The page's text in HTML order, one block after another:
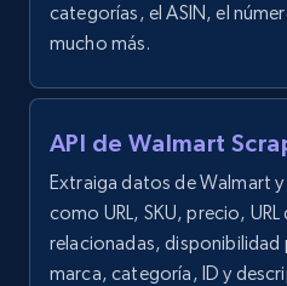
categorías, el ASIN, el
mucho más.
API de Walmart
Extraiga datos de Walmart
como URL, SKU, precio,
relacionadas, disponibilidad
marca, categoría, ID y